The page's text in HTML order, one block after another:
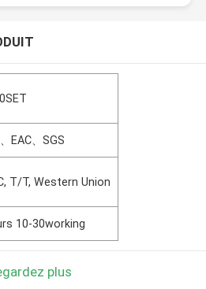
EAC、SGS
T/T, Western Union
10-30working
plus